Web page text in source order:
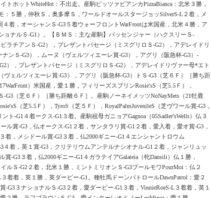
ホットWhiteHot：不出走。産駒ピッツァビアンカPizzaBianca：北米３勝，
５勝，仲秋Ｓ，奥多摩Ｓ，ワールドオールスタージョッSilverS-L２着，メ
着，オーシャンＳ-G3５着ウォーフロントWarFrontは米国産，北米４勝，ア
ナルＳ-G1）。【ＢＭＳ：主な産駒】パッセンジャー（ハクスリーＳ-
ラチアンＳ-G2），プレザントパセージ（ミスグリロＳ-G2），アデレイドリ
ンＳ-G3），ムーヌ（ヴェルツィエーレ賞-G3），アグリ（阪急杯-G3）-
），プレザントパセージ（ミスグリロＳ-G2），アデレイドリヴァー母*エト
ェルツィエーレ賞-G3），アグリ（阪急杯-G3）トＳ-G3（芝６Ｆ）［勝ち距
）米国産，愛１勝，フィリーズスプリンRosie'sS（芝5.5Ｆ），
G3（芝６Ｆ）［勝ち距離６Ｆ］。産駒ノーネイメッツNoNayMets（21牡鹿
（芝5.5Ｆ），TyroS（芝５Ｆ），RoyalPalmJuvenileS（芝ヴワール賞-G3，
-G1４着ークス-G1３着。産駒祖母ガニョアGagnoa（05Sadler'sWells）仏３
ル賞-G3，仏オークス-G1２着，サンタラリ賞-G1２着，愛入着，愛オ賞-G3，
，メシドール賞-G3３着，仏2000ギニー-G1４エンシャントロウム
着，英１賞-G3，クリテリウムアンテルナシオナル-G1２着，ジャンリュッ
-G3３着，仏2000ギニー-G1４ガラテイアGalateia（牝Dansili）仏１勝，
ルＳ-G2２着，北米１勝，ミントミリオンＳ-G3プールモワPourMoi：仏２
着着，英１勝，英ダービー-G1。種牡馬ドーンパトロールDawnPatrol：愛２
３ナショナルＳ-G3２着，愛ダービー-G1３着，VinnieRoeS-L３着着，英１